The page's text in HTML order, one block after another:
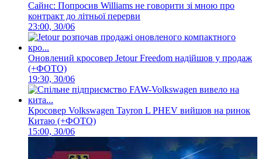
Сайнс: Попросив Williams не говорити зі мною про
контракт до літньої перерви
23:00, 30/06
Оновлений кросовер Jetour Freedom надійшов у продаж
(+ФОТО)
19:30, 30/06
Кросовер Volkswagen Tayron L PHEV вийшов на ринок
Китаю (+ФОТО)
15:00, 30/06